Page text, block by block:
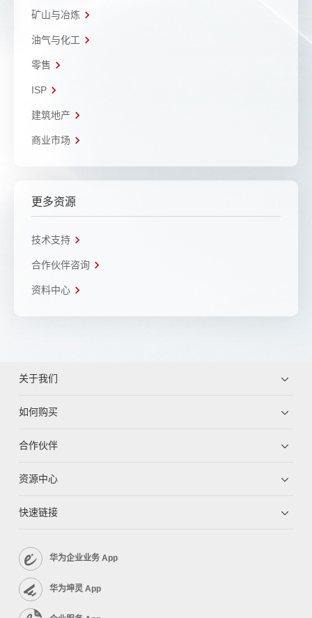
矿山与冶炼
油气与化工
零售
ISP
建筑地产
商业市场
更多资源
技术支持
合作伙伴咨询
资料中心
关于我们
如何购买
合作伙伴
资源中心
快速链接
华为企业业务 App
华为坤灵 App